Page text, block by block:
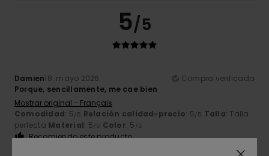
5/5
Damien18. mayo 2026
Compra verificada
Porque, sencillamente, me cae bien
Mostrar original - Français
Comodidad: 5/5 Relación calidad-precio: 5/5 Talla: Talla
perfecta Material: 5/5 Color: 5 /5
Recomiendo este producto